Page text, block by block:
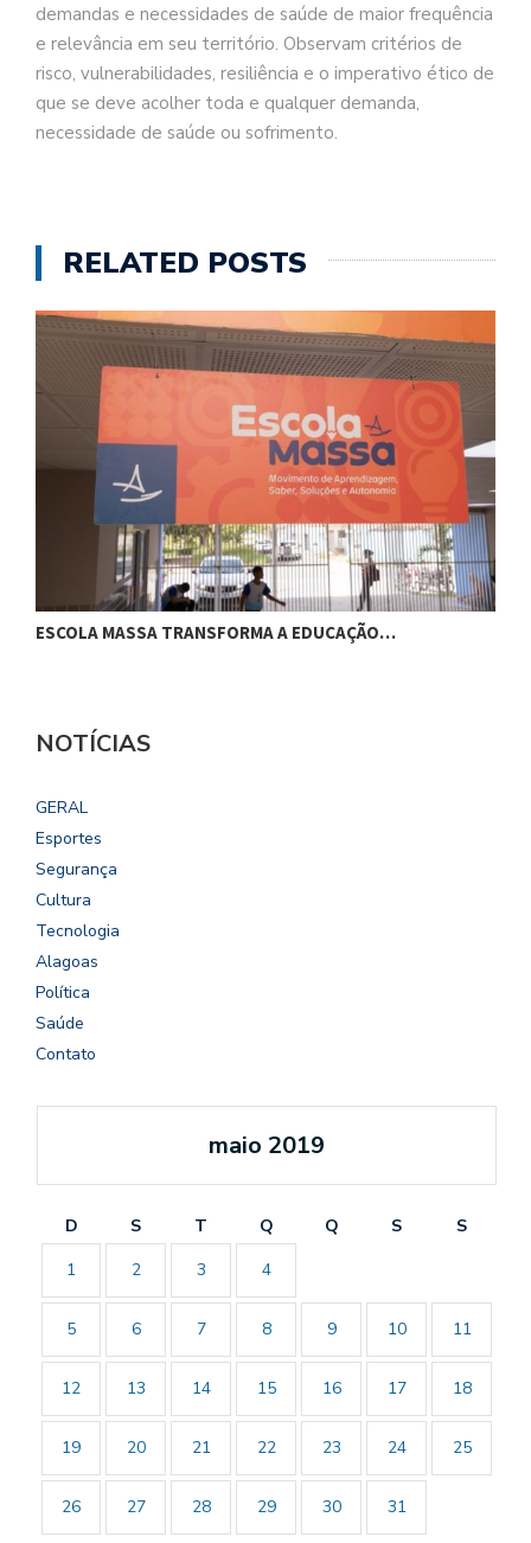
demandas e necessidades de saúde de maior frequência
e relevância em seu território. Observam critérios de
risco, vulnerabilidades, resiliência e o imperativo ético de
que se deve acolher toda e qualquer demanda,
necessidade de saúde ou sofrimento.
RELATED POSTS
ESCOLA MASSA TRANSFORMA A EDUCAÇÃO…
NOTÍCIAS
GERAL
Esportes
Segurança
Cultura
Tecnologia
Alagoas
Política
Saúde
Contato
maio 2019
D S T Q Q S
S
1
2 3 4
5 6 7 8 9 10 11
12 13 14 15 16 17 18
19 20 21 22 23 24 25
26 27 28 29 30 31